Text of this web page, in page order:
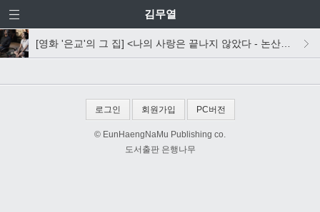
김무열
[영화 '은교'의 그 집] <나의 사랑은 끝나지 않았다 - 논산일기 2011 겨울> 살짝 맛보기
로그인 회원가입 PC버전
© EunHaengNaMu Publishing co.
도서출판 은행나무